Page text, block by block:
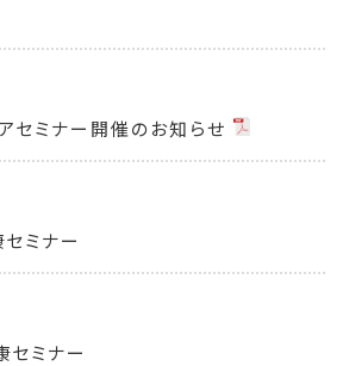
セミナー開催のお知らせ
ミナー
セミナー